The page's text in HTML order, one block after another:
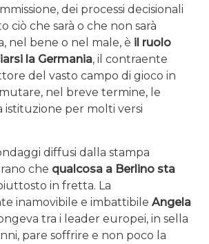
dei processi decisionali
ciò che sarà o che non sarà
nel bene o nel male, è il ruolo
la Germania, il contraente
del vasto campo di gioco in
nel breve termine, le
istituzione per molti versi
diffusi dalla stampa
che qualcosa a Berlino sta
in fretta. La
inamovibile e imbattibile Angela
tra i leader europei, in sella
pare soffrire e non poco la